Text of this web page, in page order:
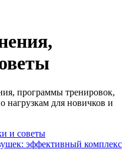
программы тренировок,
нагрузкам для новичков и
и советы
эффективный комплекс